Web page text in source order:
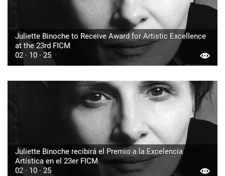
Juliette Binoche to Receive Award for Artistic Excellence
at the 23rd FICM
02 · 10 · 25
Juliette Binoche recibirá el Premio a la Excelencia
Artística en el 23er FICM
02 · 10 · 25